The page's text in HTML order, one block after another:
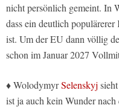
nicht persönlich gemeint. In
dass ein deutlich
ist. Um der EU dann völlig
schon im Januar 2027
♦ WolodymyrSelenskyj
ist ja auch kein Wunder nach